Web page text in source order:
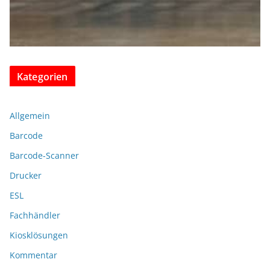
Kategorien
Allgemein
Barcode
Barcode-Scanner
Drucker
ESL
Fachhändler
Kiosklösungen
Kommentar